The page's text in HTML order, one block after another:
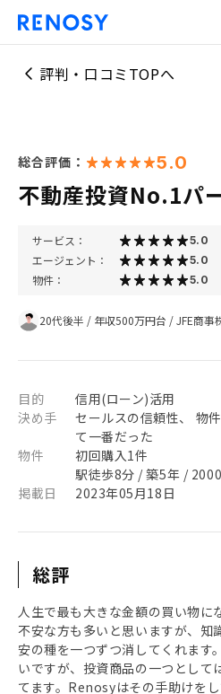
評判・口コミTOPへ
総合評価： 5.0
不動産投資No.1パ
サービス： 5.0
エージェント： 5.0
物件： 5.0
20代後半 / 年収500万円台 /JFE商事
目的
信用(ローン)活用
決め手
セールスの信頼性、 物
て一番だった
物件
初回購入1件
駅徒歩8分 / 築5年 /
掲載日
2023年05月18日
総評
人生で最も大きな金額の買い物に
不安な方も多いと思いますが、知
安の種を一つずつ消してくれます
いですが、投資商品の一つとして
てます。Renosyはその手助けを